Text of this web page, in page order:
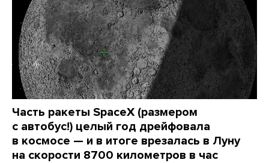
Часть ракеты SpaceX (размером
с автобус!) целый год дрейфовала
в космосе — и в итоге врезалась в Луну
на скорости 8700 километров в час